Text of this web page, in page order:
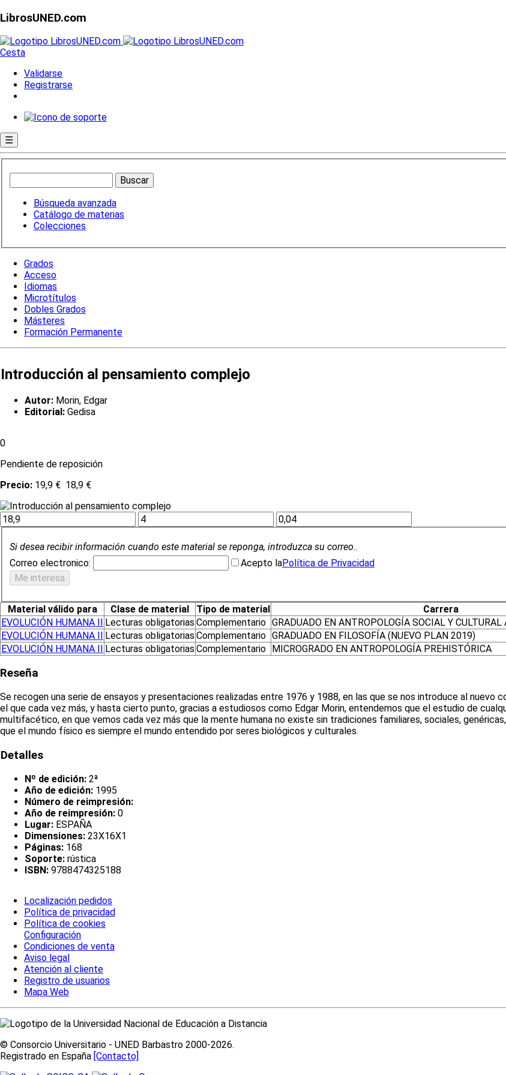
LibrosUNED.com
Cesta
Validarse
Registrarse
☰
Búsqueda avanzada
Catálogo de materias
Colecciones
Grados
Acceso
Idiomas
Microtítulos
Dobles Grados
Másteres
Formación Permanente
Introducción al pensamiento complejo
Autor: Morin, Edgar
Editorial: Gedisa
0
Pendiente de reposición
Precio: 19,9 € 18,9 €
Si desea recibir información cuando este material se reponga, introduzca su correo..
Correo electronico:
Acepto laPolítica de Privacidad
Material válido para Clase de material Tipo de material Carrera
EVOLUCIÓN HUMANA II Lecturas obligatorias Complementario GRADUADO EN ANTROPOLOGÍA SOCIAL Y
EVOLUCIÓN HUMANA II Lecturas obligatorias Complementario GRADUADO EN FILOSOFÍA (NUEVO PLAN 2019)
EVOLUCIÓN HUMANA II Lecturas obligatorias Complementario MICROGRADO EN ANTROPOLOGÍA PREHISTÓRICA
Reseña
Se recogen una serie de ensayos y presentaciones realizadas entre 1976 y 1988, en las que se nos introduce al nuevo
el que cada vez más, y hasta cierto punto, gracias a estudiosos como Edgar Morin, entendemos que el estudio de
multifacético, en que vemos cada vez más que la mente humana no existe sin tradiciones familiares, sociales,
que el mundo físico es siempre el mundo entendido por seres biológicos y culturales.
Detalles
Nº de edición: 2ª
Año de edición: 1995
Número de reimpresión:
Año de reimpresión: 0
Lugar: ESPAÑA
Dimensiones: 23X16X1
Páginas: 168
Soporte: rústica
ISBN: 9788474325188
Localización pedidos
Política de privacidad
Política de cookies
Configuración
Condiciones de venta
Aviso legal
Atención al cliente
Registro de usuarios
Mapa Web
© Consorcio Universitario - UNED Barbastro 2000-2026.
Registrado en España [Contacto]